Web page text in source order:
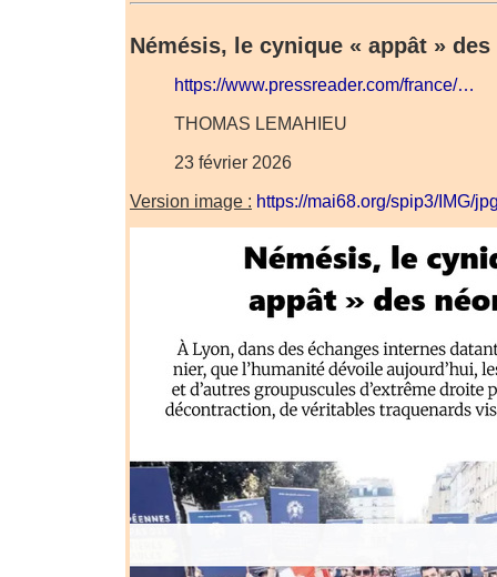
Némésis, le cynique « appât » des
https://www.pressreader.com/france/…
THOMAS LEMAHIEU
23 février 2026
Version image : https://mai68.org/spip3/IMG/